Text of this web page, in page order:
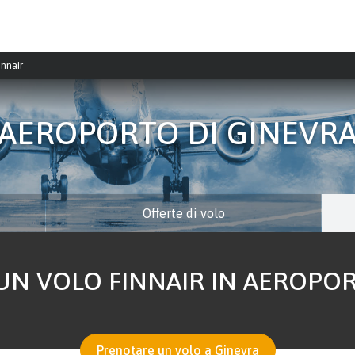
DI
Offerte di volo
VOLO FINNAIR IN
Prenotare un volo a Ginevra